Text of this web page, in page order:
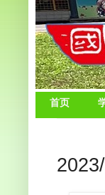
首页